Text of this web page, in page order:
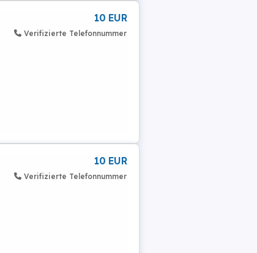
10 EUR
Verifizierte Telefonnummer
10 EUR
Verifizierte Telefonnummer